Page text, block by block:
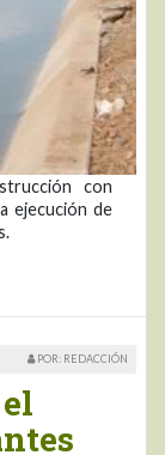
con
ejecución de
POR: REDACCIÓN